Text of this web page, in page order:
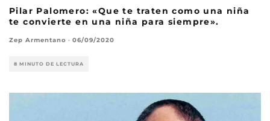
Pilar Palomero: «Que te traten como una niña
te convierte en una niña para siempre».
Zep Armentano · 06/09/2020
8 MINUTO DE LECTURA